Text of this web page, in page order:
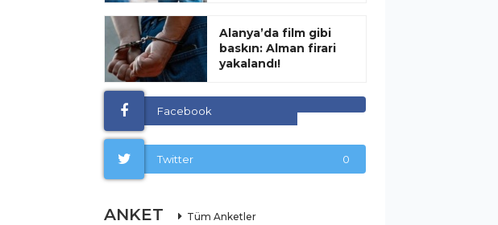
Alanya’da film gibi
baskın: Alman firari
yakalandı!
Facebook
Twitter 0
ANKET Tüm Anketler